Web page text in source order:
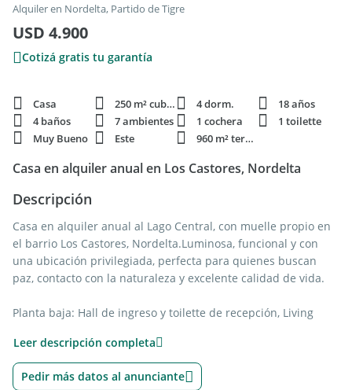
Alquiler en Nordelta, Partido de Tigre
USD 4.900
Cotizá gratis tu garantía
Casa 250 m² cubie. 4 dorm.
18 años
4 baños
7 ambientes 1 cochera
1 toilette
Muy Bueno
Este 960 m² terren.
Casa en alquiler anual en Los Castores, Nordelta
Descripción
Casa en alquiler anual al Lago Central, con muelle propio en
el barrio Los Castores, Nordelta.Luminosa, funcional y con
una ubicación privilegiada, perfecta para quienes buscan
paz, contacto con la naturaleza y excelente calidad de vida.
Planta baja: Hall de ingreso y toilette de recepción, Living
independiente y dependencia de servicio.
Planta alta: Amplia suite principal con vestidor y baño en
Leer descripción completa
Pedir más datos al anunciante